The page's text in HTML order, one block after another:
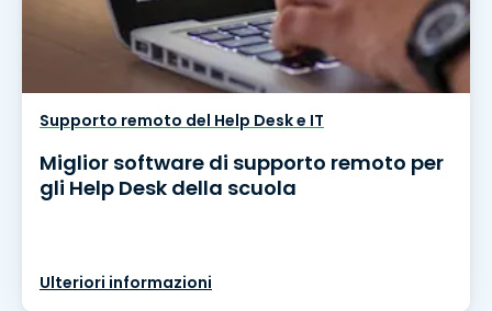
Supporto remoto del Help Desk e IT
Miglior software di supporto remoto per
gli Help Desk della scuola
Ulteriori informazioni